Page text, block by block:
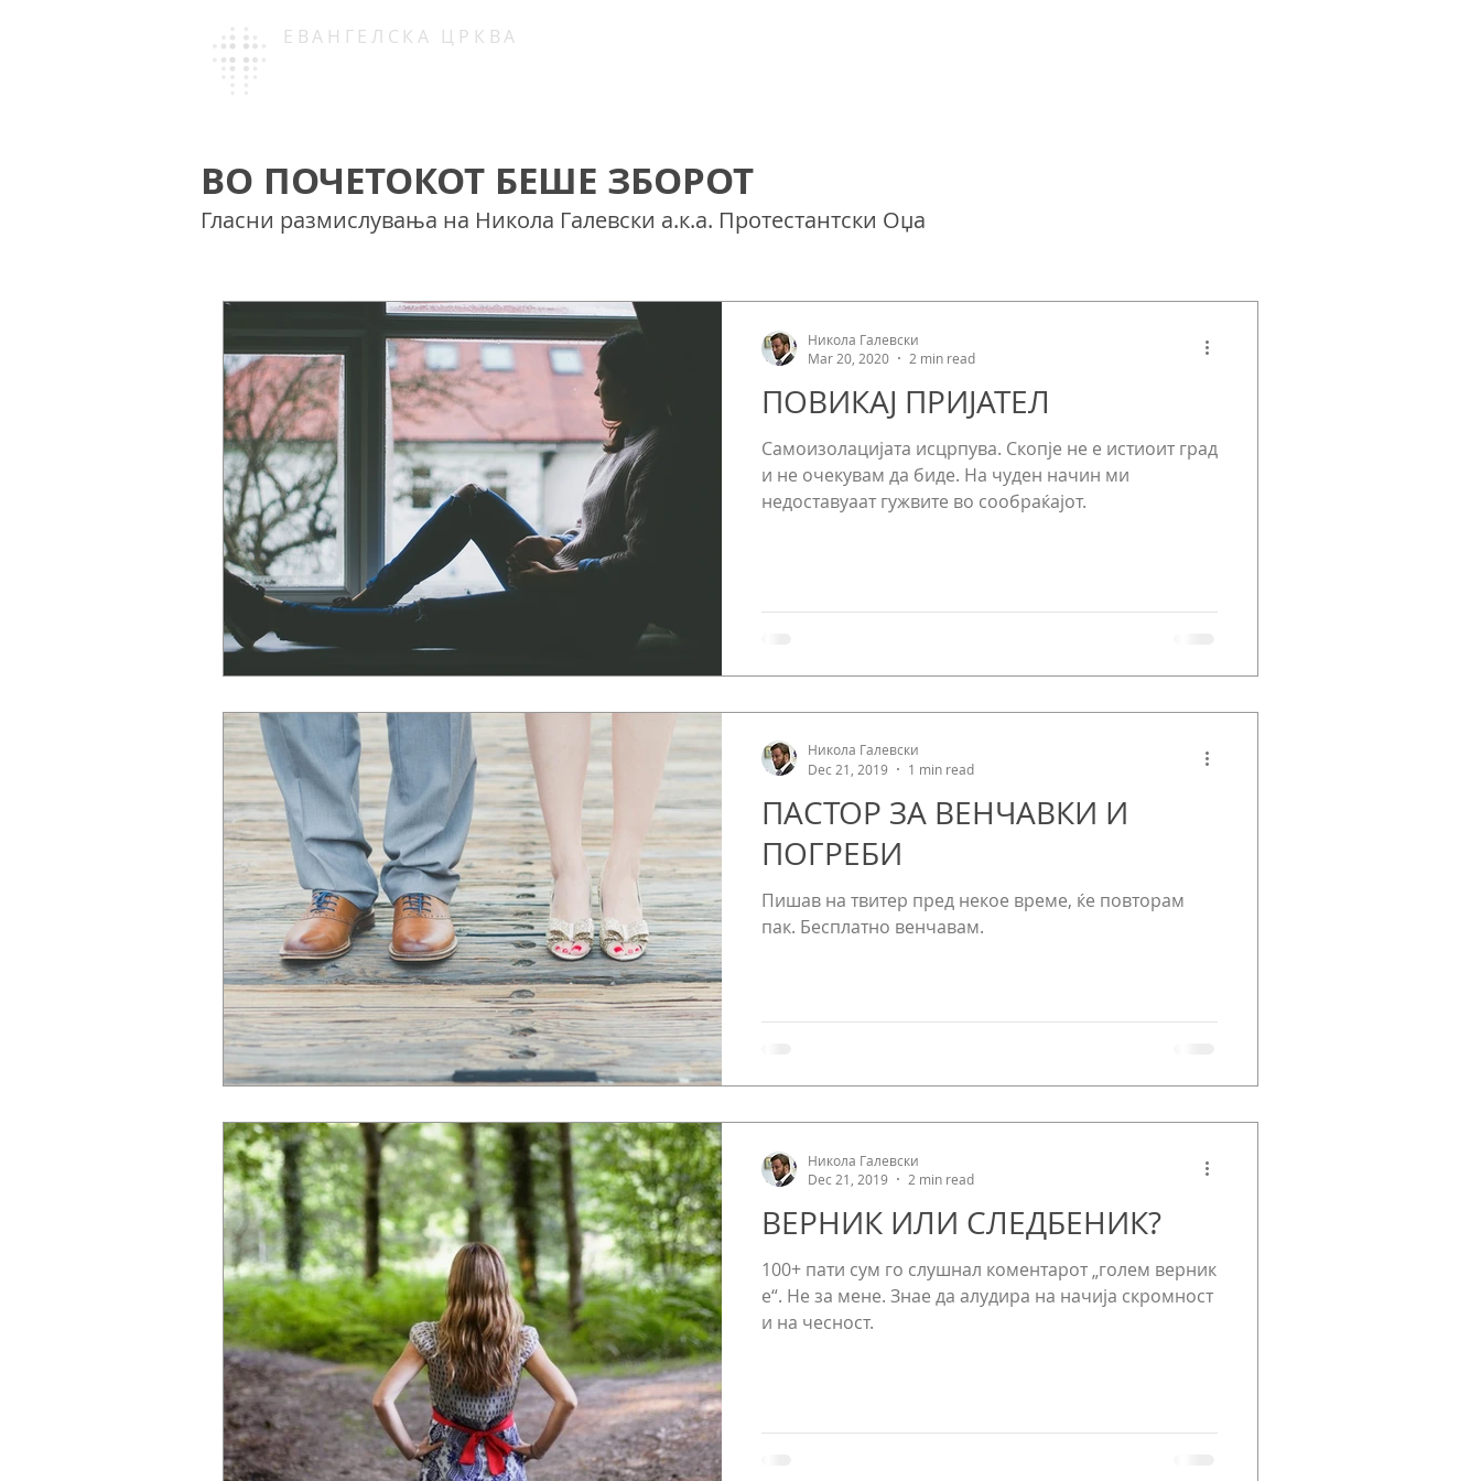
ЕВАНГЕЛСКА ЦРКВА
ВО ПОЧЕТОКОТ БЕШЕ ЗБОРОТ
Гласни размислувања на Никола Галевски а.к.а. Протестантски Оџа
ПОВИКАЈ ПРИЈАТЕЛ
Самоизолацијата исцрпува. Скопје не е истиоит град
и не очекувам да биде. На чуден начин ми
недоставуаат гужвите во сообраќајот.
Никола Галевски
Mar 20, 2020
2 min read
ПАСТОР ЗА ВЕНЧАВКИ И
ПОГРЕБИ
Пишав на твитер пред некое време, ќе повторам
пак. Бесплатно венчавам.
Никола Галевски
Dec 21, 2019
1 min read
ВЕРНИК ИЛИ СЛЕДБЕНИК?
100+ пати сум го слушнал коментарот „голем верник
е“. Не за мене. Знае да алудира на начија скромност
и на чесност.
Никола Галевски
Dec 21, 2019
2 min read